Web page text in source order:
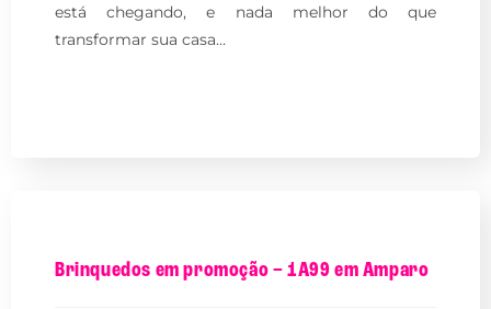
está chegando, e nada melhor do que
transformar sua casa…
Brinquedos em promoção – 1A99 em Amparo